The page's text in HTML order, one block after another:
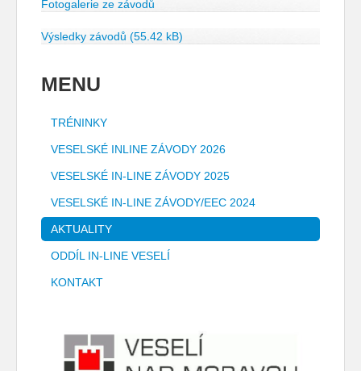
Fotogalerie ze závodů
Výsledky závodů (55.42 kB)
MENU
TRÉNINKY
VESELSKÉ INLINE ZÁVODY 2026
VESELSKÉ IN-LINE ZÁVODY 2025
VESELSKÉ IN-LINE ZÁVODY/EEC 2024
AKTUALITY
ODDÍL IN-LINE VESELÍ
KONTAKT